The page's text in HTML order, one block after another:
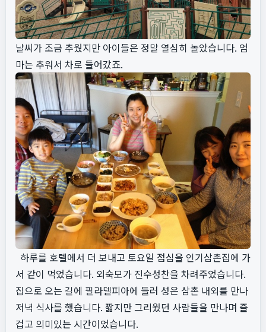
날씨가 조금 추웠지만 아이들은 정말 열심히 놀았습니다. 엄
마는 추워서 차로 들어갔죠.
하루를 호텔에서 더 보내고 토요일 점심을 인기삼촌집에 가
서 같이 먹었습니다. 외숙모가 진수성찬을 차려주었습니다.
집으로 오는 길에 필라델피아에 들러 성은 삼촌 내외를 만나
저녁 식사를 했습니다. 짧지만 그리웠던 사람들을 만나며 즐
겁고 의미있는 시간이었습니다.